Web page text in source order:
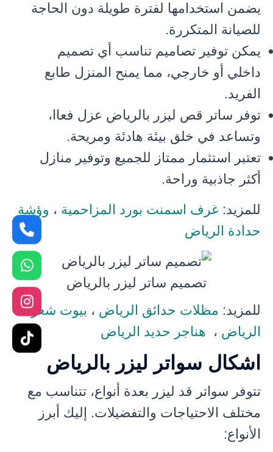
يضمن استخدامها لفترة طويلة دون الحاجة
للصيانة المتكررة.
يمكن توفير تصاميم تناسب أي تصميم
داخلي أو خارجي، مما يمنح المنزل طابع
الفريد.
توفر ساتر قص ليزر بالرياض عزل فعاا،
وتساعد في خلق بيئة هادئة ومريحة.
تعتبر استثمار ممتاز للجميع وتوفير منازل
أكثر جاذبية وراحة.
للمزيد: غرف اسمنت بورد المزاحمية ، وؤشة
حدادة الرياض
تصميم ساتر ليزر بالرياض
للمزيد: مظلات حدائق الرياض ، بيوت شعر
الرياض ، هناجر حديد الرياض
اشكال سواتر ليزر بالرياض
تتوفر سواتر قد ليزر بعدة أنواع، تتناسب مع
مختلف الاحتياجات والتفضيلات. إليك أبرز
الأنواع: